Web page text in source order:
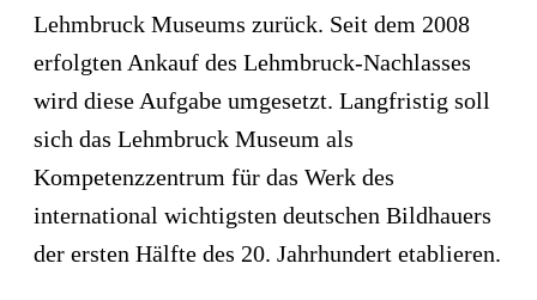
Lehmbruck Museums zurück. Seit dem 2008
erfolgten Ankauf des Lehmbruck-Nachlasses
wird diese Aufgabe umgesetzt. Langfristig soll
sich das Lehmbruck Museum als
Kompetenzzentrum für das Werk des
international wichtigsten deutschen Bildhauers
der ersten Hälfte des 20. Jahrhundert etablieren.